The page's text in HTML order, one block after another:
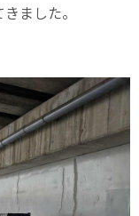
ました。